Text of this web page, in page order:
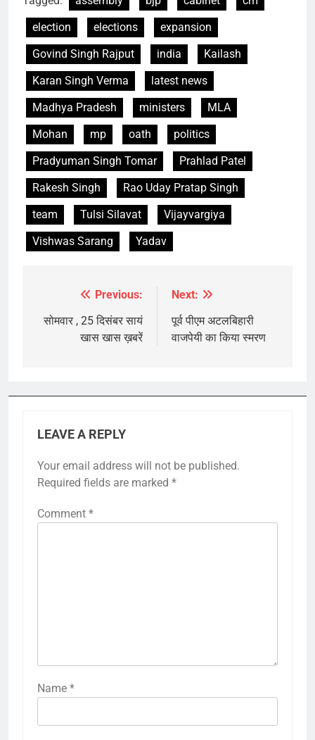
election
elections
expansion
Govind Singh Rajput
india
Kailash
Karan Singh Verma
latest news
Madhya Pradesh
ministers
MLA
Mohan
mp oath
politics
Pradyuman Singh Tomar
Prahlad Patel
Rakesh Singh
Rao Uday Pratap Singh
team
Tulsi Silavat
Vijayvargiya
Vishwas Sarang
Yadav
navigation
Previous:
सोमवार , 25 दिसंबर सायं
खास खास ख़बरें
Next:
पूर्व पीएम अटलबिहारी
वाजपेयी का किया स्मरण
LEAVE A REPLY
Your email address will not be published.
Required fields are marked *
Comment *
Name *